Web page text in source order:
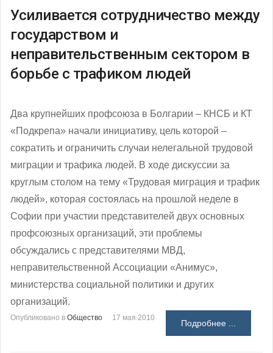
Усиливается сотрудничество между
государством и
неправительственным сектором в
борьбе с трафиком людей
Два крупнейших профсоюза в Болгарии – КНСБ и КТ
«Подкрепа» начали инициативу, цель которой –
сократить и ограничить случаи нелегальной трудовой
миграции и трафика людей. В ходе дискуссии за
круглым столом на тему «Трудовая миграция и трафик
людей», которая состоялась на прошлой неделе в
Софии при участии представителей двух основных
профсоюзных организаций, эти проблемы
обсуждались с представителями МВД,
неправительственной Ассоциации «Анимус»,
министерства социальной политики и других
организаций.
Опубликовано в Общество 17 мая 2010
Подробнее ...